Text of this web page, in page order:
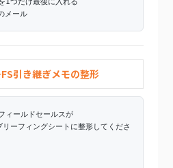
1つだけ最後に入れる
メール
引き継ぎメモの整形
ィールドセールスが
ーフィングシートに整形してくださ